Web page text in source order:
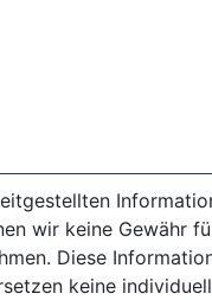
wir keine Gewähr
Diese
keine